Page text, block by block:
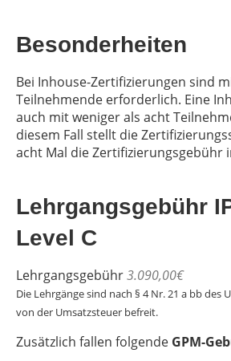
Besonderheiten
Bei Inhouse-Zertifizierungen sind
Teilnehmende erforderlich. Eine
auch mit weniger als acht
diesem Fall stellt die
acht Mal die Zertifizierungsgebühr
Lehrgangsgebühr
Level C
Lehrgangsgebühr3.090,00€
Die Lehrgänge sind nach § 4 Nr. 21 a bb des
von der Umsatzsteuer befreit.
Zusätzlich fallen folgende GPM-